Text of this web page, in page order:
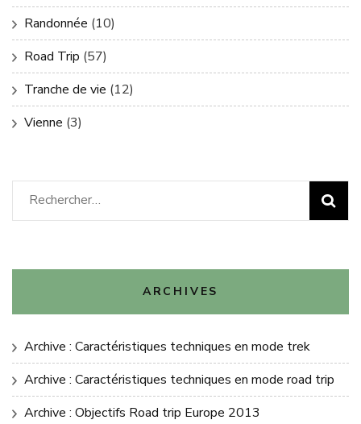
Randonnée (10)
Road Trip (57)
Tranche de vie (12)
Vienne (3)
Rechercher :
ARCHIVES
Archive : Caractéristiques techniques en mode trek
Archive : Caractéristiques techniques en mode road trip
Archive : Objectifs Road trip Europe 2013